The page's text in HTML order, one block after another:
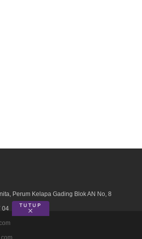
Perum Kelapa Gading Blok AN No, 8
04 TUTUP